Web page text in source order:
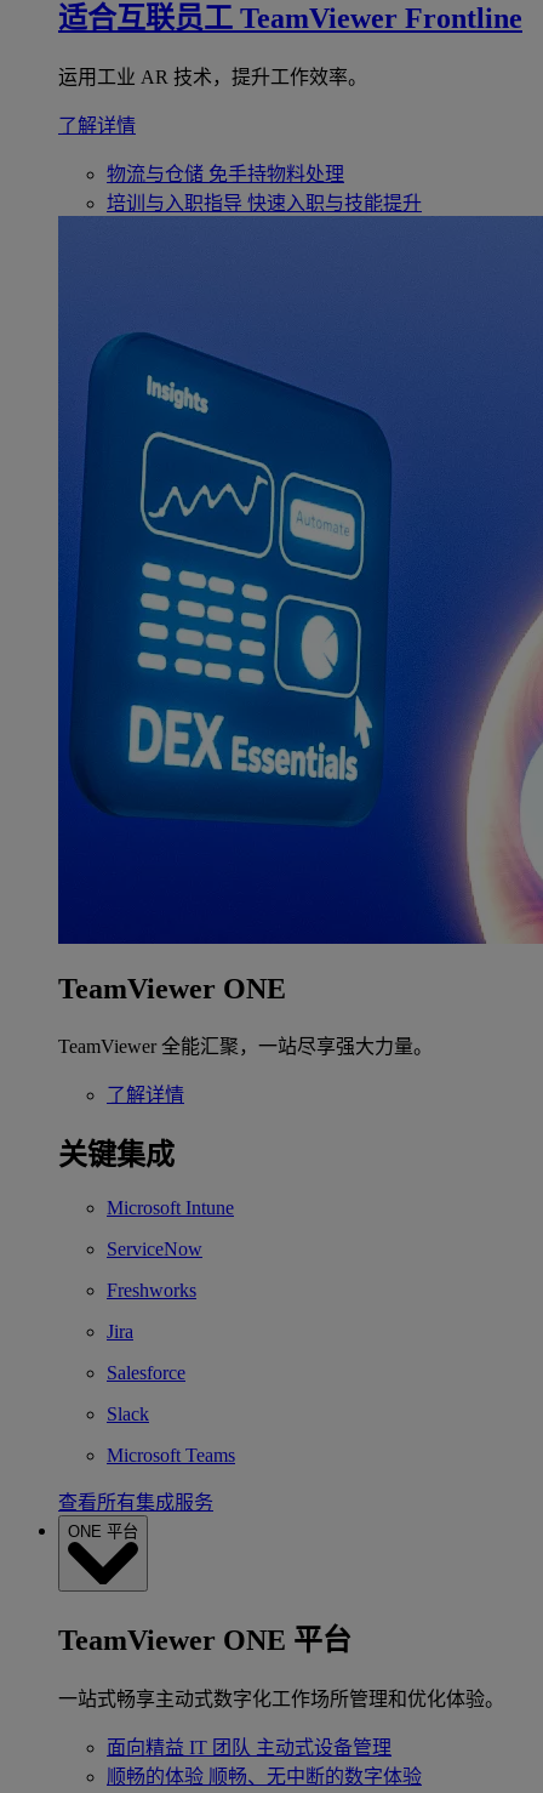
适合互联员工 TeamViewer Frontline
运用工业 AR 技术，提升工作效率。
了解详情
物流与仓储 免手持物料处理
培训与入职指导 快速入职与技能提升
TeamViewer ONE
TeamViewer 全能汇聚，一站尽享强大力量。
了解详情
关键集成
Microsoft Intune
ServiceNow
Freshworks
Jira
Salesforce
Slack
Microsoft Teams
查看所有集成服务
ONE 平台
TeamViewer ONE 平台
一站式畅享主动式数字化工作场所管理和优化体验。
面向精益 IT 团队 主动式设备管理
顺畅的体验 顺畅、无中断的数字体验